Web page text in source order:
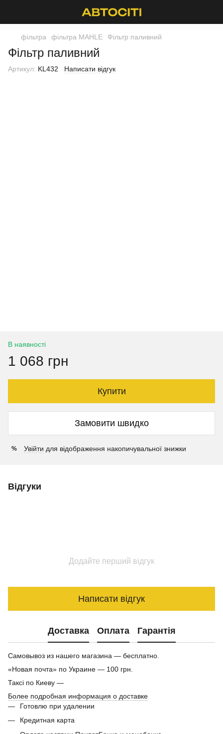
фільтра фільтра MAHLE Фільтр паливний
Фільтр паливний
Артикул: KL432 Написати відгук
В наявності
1 068 грн
Купити
Замовити швидко
% Увійти для відображення накопичувальної знижки
Відгуки
Додайте перший відгук
Написати відгук
Доставка Оплата Гарантія
Самовывоз из нашего магазина — бесплатно.
«Новая почта» по Украине — 100 грн.
Таксі по Киеву —
Более подробная информация о доставке
Готовлю при удалении
Кредитная карта